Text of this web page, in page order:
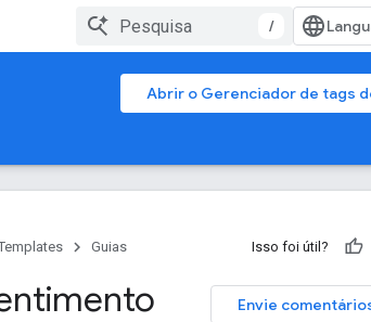
/
Abrir o Gerenciador de tags
Guias Isso foi útil?
Envie